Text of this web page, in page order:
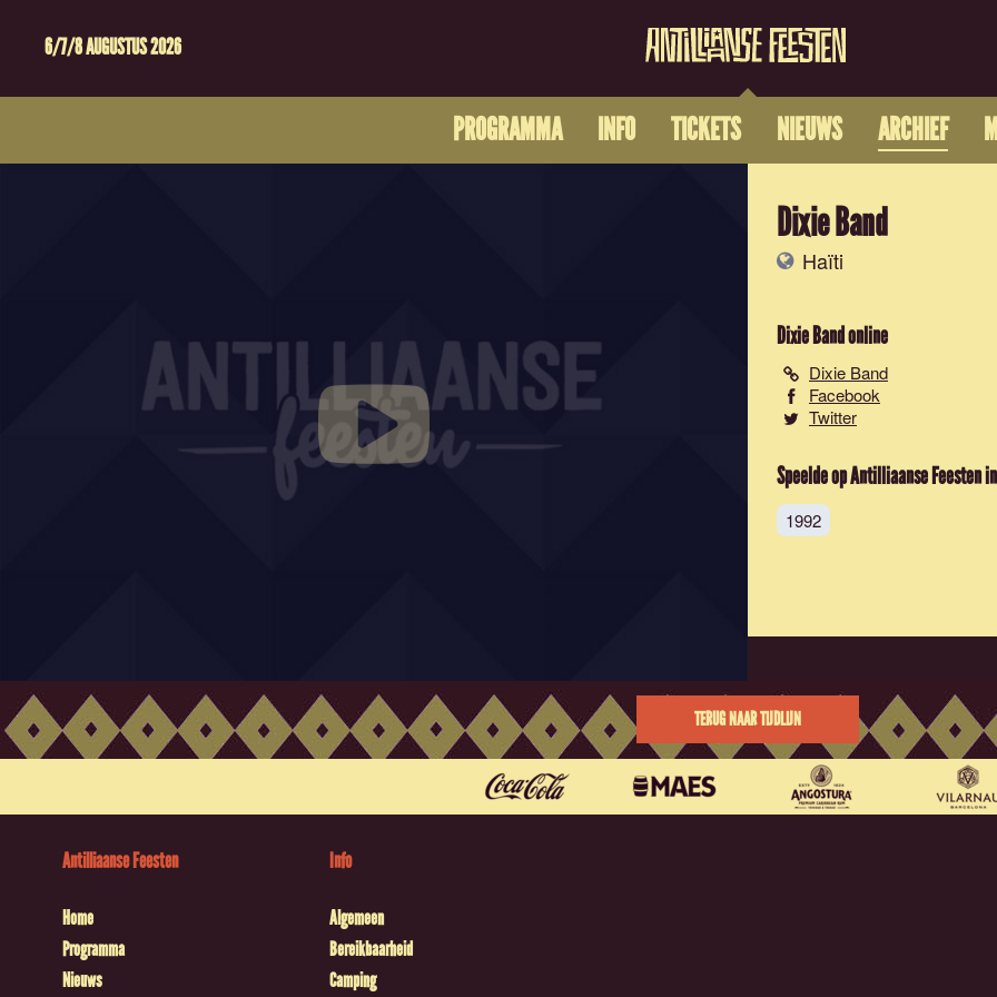
6/7/8 AUGUSTUS 2026
PROGRAMMA INFO TICKETS NIEUWS ARCHIEF
Dixie Band
Haïti
Dixie Bandonline
Dixie Band
Facebook
Twitter
Speelde op Antilliaanse Feesten in
1992
TERUG NAAR TIJDLIJN
Antilliaanse Feesten
Home
Programma
Nieuws
Info
Algemeen
Bereikbaarheid
Camping